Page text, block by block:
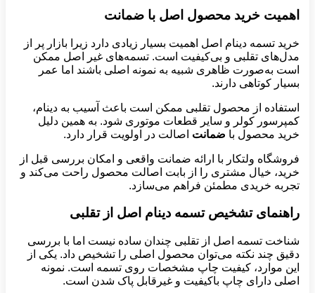
اهمیت خرید محصول اصل با ضمانت
خرید تسمه دینام اصل اهمیت بسیار زیادی دارد زیرا بازار پر از
مدل‌های تقلبی و بی‌کیفیت است. تسمه‌های غیر اصل ممکن
است به‌صورت ظاهری شبیه به نمونه اصلی باشند اما عمر
بسیار کوتاهی دارند.
استفاده از محصول تقلبی ممکن است باعث آسیب به دینام،
کمپرسور کولر و سایر قطعات موتوری شود. به همین دلیل
خرید محصول با ضمانت اصالت در اولویت قرار دارد.
فروشگاه ولتکار با ارائه ضمانت واقعی و امکان بررسی قبل از
خرید، خیال مشتری را از بابت اصالت محصول راحت می‌کند و
تجربه خریدی مطمئن فراهم می‌سازد.
راهنمای تشخیص تسمه دینام اصل از تقلبی
شناخت تسمه اصل از تقلبی چندان ساده نیست اما با بررسی
دقیق چند نکته می‌توان محصول اصلی را تشخیص داد. یکی از
این موارد، کیفیت چاپ مشخصات روی تسمه است. نمونه
اصلی دارای چاپ باکیفیت و غیرقابل پاک شدن است.